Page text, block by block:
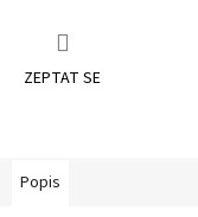
ZEPTAT SE
Popis